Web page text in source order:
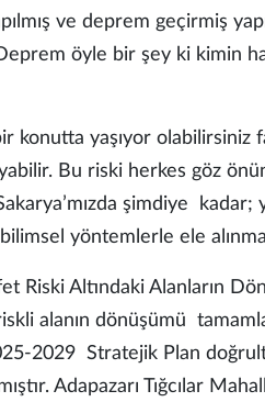
ve deprem geçirmiş
öyle bir şey ki kimin
konutta yaşıyor olabilirsiniz
Bu riski herkes göz
şimdiye
yöntemlerle ele
Riski Altındaki Alanların
alanın dönüşümü
2029 Stratejik Plan
Adapazarı Tığcılar